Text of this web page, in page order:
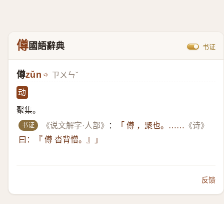
僔國語辭典 书证
僔zǔn ㄗㄨㄣˇ
动
聚集。
书证 《说文解字·人部》 ： 「 僔 ，聚也。…… 《诗》
曰：『 僔 沓背憎。』」
反馈